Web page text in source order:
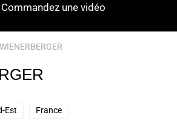
une vidéo
WIENERBERGER
Est France